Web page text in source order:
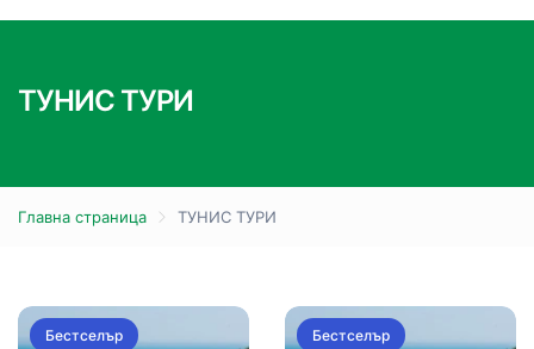
ТУНИС ТУРИ
Главна страница ТУНИС ТУРИ
Бестселър Бестселър